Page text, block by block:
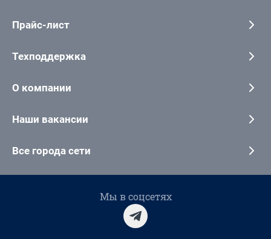
Прайс-лист
Техподдержка
О компании
Наши вакансии
Все города сети
Мы в соцсетях